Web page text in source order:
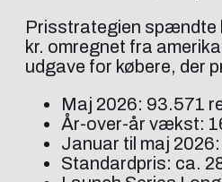
Prisstrategien spændte
kr. omregnet fra
udgave for købere, der
Maj 2026: 93.571
År-over-år vækst:
Januar til maj
Standardpris: ca.